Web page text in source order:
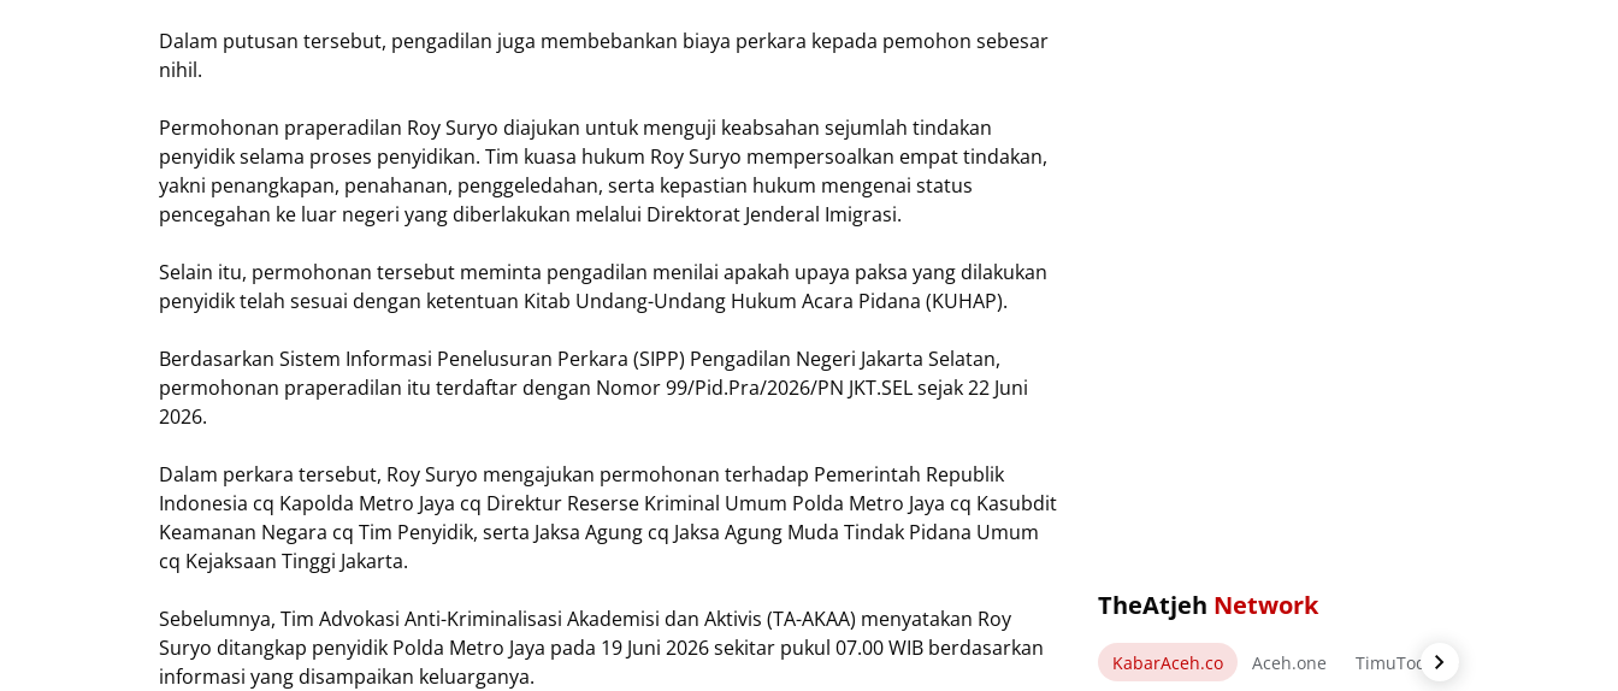
Dalam putusan tersebut, pengadilan juga membebankan biaya perkara kepada pemohon sebesar
nihil.
Permohonan praperadilan Roy Suryo diajukan untuk menguji keabsahan sejumlah tindakan
penyidik selama proses penyidikan. Tim kuasa hukum Roy Suryo mempersoalkan empat tindakan,
yakni penangkapan, penahanan, penggeledahan, serta kepastian hukum mengenai status
pencegahan ke luar negeri yang diberlakukan melalui Direktorat Jenderal Imigrasi.
Selain itu, permohonan tersebut meminta pengadilan menilai apakah upaya paksa yang dilakukan
penyidik telah sesuai dengan ketentuan Kitab Undang-Undang Hukum Acara Pidana (KUHAP).
Berdasarkan Sistem Informasi Penelusuran Perkara (SIPP) Pengadilan Negeri Jakarta Selatan,
permohonan praperadilan itu terdaftar dengan Nomor 99/Pid.Pra/2026/PN JKT.SEL sejak 22 Juni
2026.
Dalam perkara tersebut, Roy Suryo mengajukan permohonan terhadap Pemerintah Republik
Indonesia cq Kapolda Metro Jaya cq Direktur Reserse Kriminal Umum Polda Metro Jaya cq Kasubdit
Keamanan Negara cq Tim Penyidik, serta Jaksa Agung cq Jaksa Agung Muda Tindak Pidana Umum
cq Kejaksaan Tinggi Jakarta.
Sebelumnya, Tim Advokasi Anti-Kriminalisasi Akademisi dan Aktivis (TA-AKAA) menyatakan Roy
Suryo ditangkap penyidik Polda Metro Jaya pada 19 Juni 2026 sekitar pukul 07.00 WIB berdasarkan
informasi yang disampaikan keluarganya.
TheAtjeh Network
KabarAceh.co Aceh.one TimuToday.com